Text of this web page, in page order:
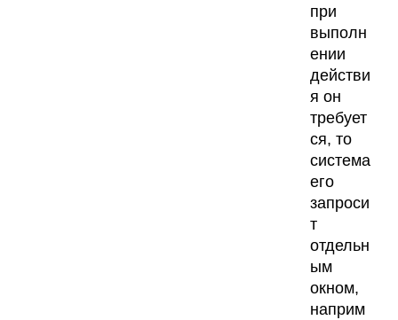
при
выполн
ении
действи
я он
требует
ся, то
система
его
запроси
т
отдельн
ым
окном,
наприм